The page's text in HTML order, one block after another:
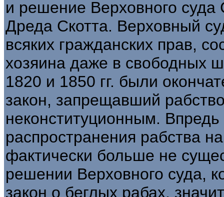
и решение Верховного
Дреда Скотта. Верховный
всяких гражданских прав,
хозяина даже в свободных
1820 и 1850 гг. были
закон, запрещавший
неконституционным. Впредь
распространения рабства
фактически больше не
решении Верховного суда,
закон о беглых рабах,